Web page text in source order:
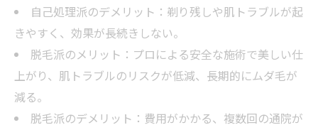
自己処理派のデメリット：剃り残しや肌トラブルが起
きやすく、効果が長続きしない。
脱毛派のメリット：プロによる安全な施術で美しい仕
上がり、肌トラブルのリスクが低減、長期的にムダ毛が
減る。
脱毛派のデメリット：費用がかかる、複数回の通院が